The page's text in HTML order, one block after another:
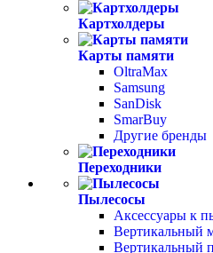
Картхолдеры
Карты памяти
OltraMax
Samsung
SanDisk
SmarBuy
Другие бренды
Переходники
Пылесосы
Аксессуары к
Вертикальный
Вертикальный